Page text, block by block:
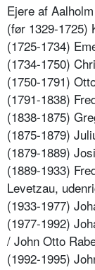
Ejere af Aalholm
(før 1329-1725)
(1725-1734)
(1734-1750)
(1750-1791)
(1791-1838)
(1838-1875)
(1875-1879)
(1879-1889)
(1889-1933)
Levetzau,
(1933-1977)
(1977-1992)
/ John Otto
(1992-1995)